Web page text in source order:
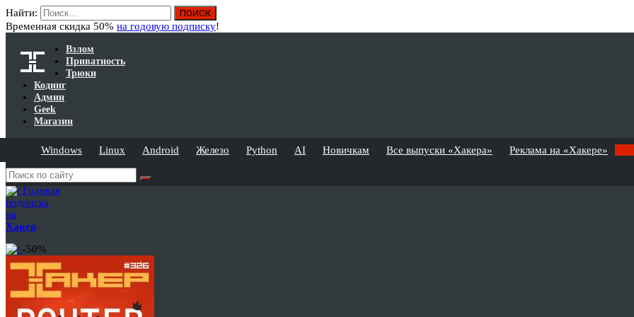
Найти:
Временная скидка 50% на годовую подписку!
Взлом
Приватность
Трюки
Кодинг
Админ
Geek
Магазин
Windows Linux Android Железо Python AI Новичкам Все выпуски «Хакера» Реклама на «Хакере»
Годовая
подписка
на
Хакер
-50%